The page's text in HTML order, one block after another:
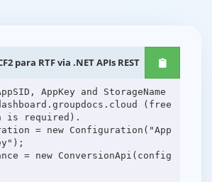
para RTF via .NET APIs REST
AppKey and StorageName
(free
is required).
= new Configuration("App
= new ConversionApi(config